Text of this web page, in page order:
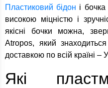
Пластиковий бідон і
високою міцністю і
якісні бочки можна,
Atropos, який
доставкою по всій країні –
Які